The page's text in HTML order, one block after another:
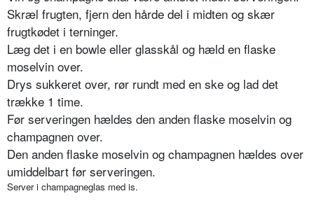
Skræl frugten, fjern den hårde del i midten og skær
frugtkødet i terninger.
Læg det i en bowle eller glasskål og hæld en flaske
moselvin over.
Drys sukkeret over, rør rundt med en ske og lad det
trække 1 time.
Før serveringen hældes den anden flaske moselvin og
champagnen over.
Den anden flaske moselvin og champagnen hældes over
umiddelbart før serveringen.
Server i champagneglas med is.